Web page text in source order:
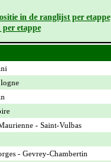
in de ranglijst per etappe
etappe
- Saint-Vulbas
- Gevrey-Chambertin